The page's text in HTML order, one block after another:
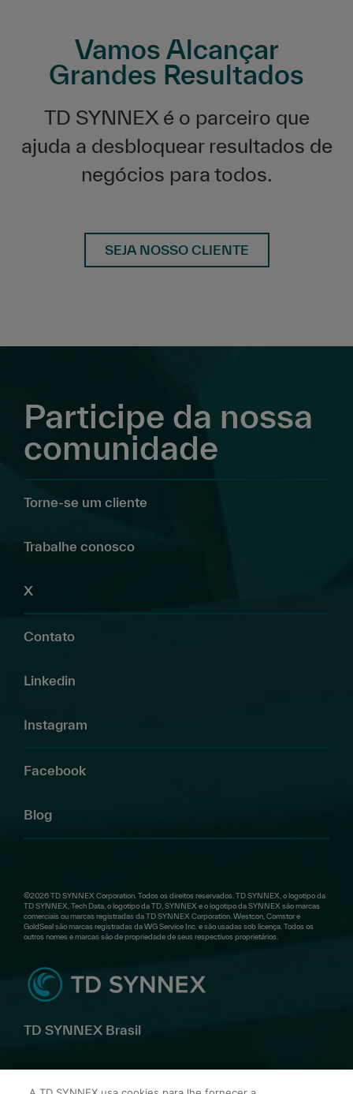
Vamos Alcançar
Grandes Resultados
TD SYNNEX é o parceiro que
ajuda a desbloquear resultados de
negócios para todos.
SEJA NOSSO CLIENTE
Participe da nossa
comunidade
Torne-se um cliente
Trabalhe conosco
X
Contato
Linkedin
Instagram
Facebook
Blog
©2026 TD SYNNEX Corporation. Todos os direitos reservados. TD SYNNEX, o logotipo da
TD SYNNEX, Tech Data, o logotipo da TD, SYNNEX e o logotipo da SYNNEX são marcas
comerciais ou marcas registradas da TD SYNNEX Corporation. Westcon, Comstor e
GoldSeal são marcas registradas da WG Service Inc. e são usadas sob licença. Todos os
outros nomes e marcas são de propriedade de seus respectivos proprietários.
TD SYNNEX Brasil